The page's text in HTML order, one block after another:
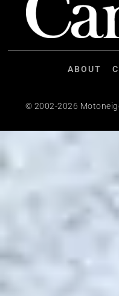
ABOUT
© 2002-2026